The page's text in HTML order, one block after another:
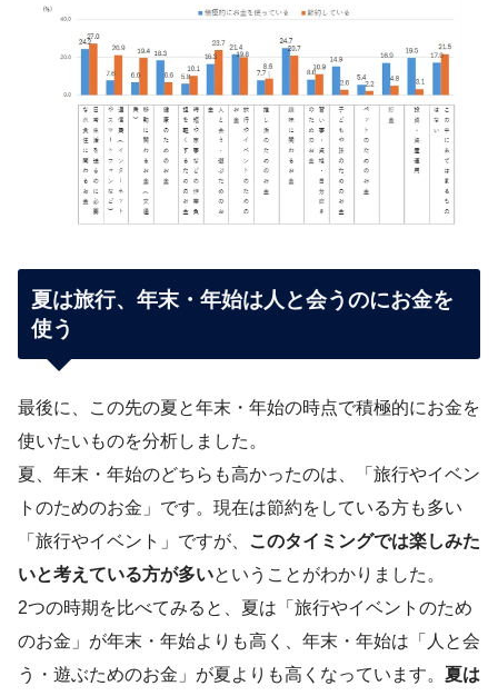
夏は旅行、年末・年始は人と会うのにお金を
使う
最後に、この先の夏と年末・年始の時点で積極的にお金を
使いたいものを分析しました。
夏、年末・年始のどちらも高かったのは、「旅行やイベン
トのためのお金」です。現在は節約をしている方も多い
「旅行やイベント」ですが、
このタイミングでは楽しみた
いと考えている方が多いということがわかりました。
2つの時期を比べてみると、夏は「旅行やイベントのため
のお金」が年末・年始よりも高く、年末・年始は「人と会
う・遊ぶためのお金」が夏よりも高くなっています。 夏は